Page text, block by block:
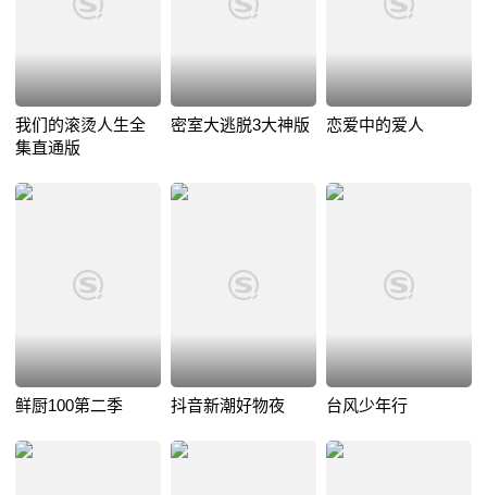
我们的滚烫人生全
集直通版
密室大逃脱3大神版 恋爱中的爱人
鲜厨100第二季 抖音新潮好物夜 台风少年行